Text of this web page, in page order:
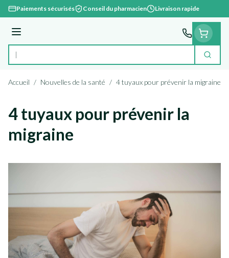
Aller au contenu
Paiements sécurisés Conseil du pharmacien Livraison rapide
Menu
Rechercher
Accueil / Nouvelles de la santé / 4 tuyaux pour prévenir la migraine
4 tuyaux pour prévenir la
migraine